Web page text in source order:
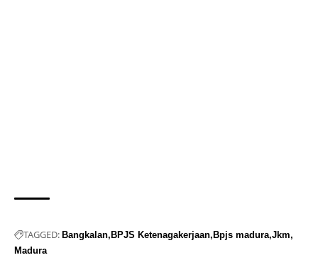
TAGGED: Bangkalan BPJS Ketenagakerjaan Bpjs madura Jkm
Madura